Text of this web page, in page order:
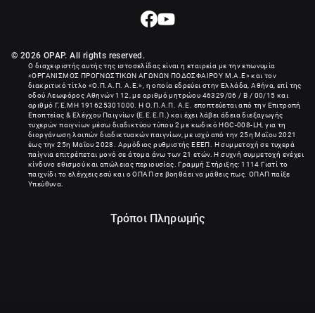
© 2026 OPAP. All rights reserved.
Ο διαχειριστής αυτής της ιστοσελίδας είναι η εταιρεία με την επωνυμία
«ΟΡΓΑΝΙΣΜΟΣ ΠΡΟΓΝΩΣΤΙΚΩΝ ΑΓΩΝΩΝ ΠΟΔΟΣΦΑΙΡΟΥ Μ.Α.Ε» και τον
διακριτικό τίτλο «Ο.Π.Α.Π. Α.Ε.», η οποία εδρεύει στην Ελλάδα, Αθήνα, επί της
οδού Λεωφόρος Αθηνών 112, με αριθμό μητρώου 46329/06 / B / 00/15 και
αριθμό Γ.Ε.ΜΗ 191625301000
. Η Ο.Π.Α.Π. Α.Ε. εποπτεύεται από την Επιτροπή
Εποπτείας & Ελέγχου Παιγνίων (Ε.Ε.Ε.Π.) και έχει λάβει άδεια διεξαγωγής
τυχερών παιγνίων μέσω διαδικτύου τύπου 2 με κωδικό HGC-008-LH, για τη
διοργάνωση λοιπών διαδικτυακών παιγνίων, με ισχύ από την 25η Μαΐου 2021
έως την 25η Μαΐου 2028. Αρμόδιος ρυθμιστής ΕΕΕΠ. Η συμμετοχή σε τυχερά
παίγνια επιτρέπεται μονό σε άτομα άνω των 21 ετών. Η συχνή συμμετοχή ενέχει
κίνδυνο εθισμού και απώλειας περιουσίας. Γραμμή Στήριξης: 1114 Γιατί το
παιχνίδι το ελέγχεις εσύ και ο ΟΠΑΠ σε βοηθάει να μάθεις πως. ΟΠΑΠ παίξε
Υπεύθυνα.
Τρόποι Πληρωμής